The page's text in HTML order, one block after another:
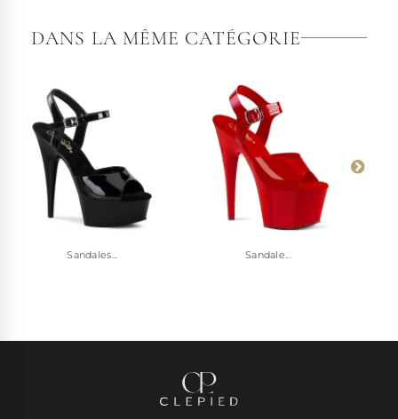
DANS LA MÊME CATÉGORIE
Sandales... Sandale...